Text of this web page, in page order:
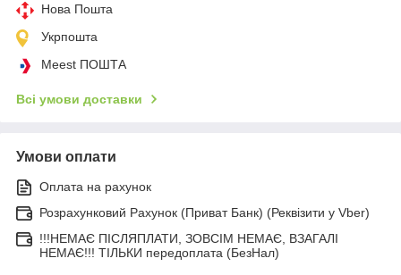
Нова Пошта
Укрпошта
Meest ПОШТА
Всі умови доставки
Умови оплати
Оплата на рахунок
Розрахунковий Рахунок (Приват Банк) (Реквізити у Vber)
!!!НЕМАЄ ПІСЛЯПЛАТИ, ЗОВСІМ НЕМАЄ, ВЗАГАЛІ
НЕМАЄ!!! ТІЛЬКИ передоплата (БезНал)